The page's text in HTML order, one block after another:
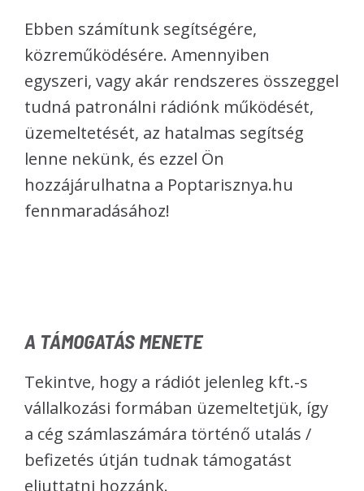
Ebben számítunk segítségére,
közreműködésére. Amennyiben
egyszeri, vagy akár rendszeres összeggel
tudná patronálni rádiónk működését,
üzemeltetését, az hatalmas segítség
lenne nekünk, és ezzel Ön
hozzájárulhatna a Poptarisznya.hu
fennmaradásához!
A TÁMOGATÁS MENETE
Tekintve, hogy a rádiót jelenleg kft.-s
vállalkozási formában üzemeltetjük, így
a cég számlaszámára történő utalás /
befizetés útján tudnak támogatást
eljuttatni hozzánk.